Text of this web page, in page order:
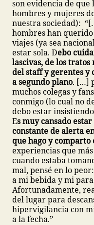
son evidencia de
hombres y mujeres
nuestra sociedad):
hombres han
viajes (ya sea
estar sola. Debo
lascivas, de los
del staff y gerentes y
a segundo plano. […]
muchos colegas y
conmigo (lo cual no
debo estar
Es muy cansado
constante de alerta
que hago y comparto
experiencias que
cuando estaba
mal, pensé en lo
a mi bebida y mi
Afortunadamente,
del lugar para
hipervigilancia con
a la fecha.”